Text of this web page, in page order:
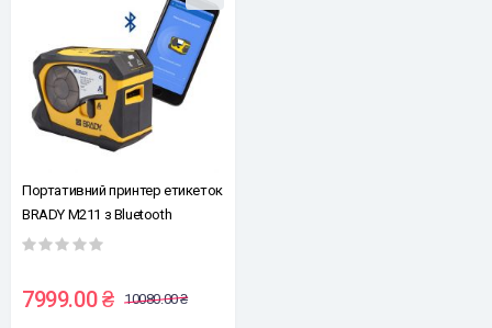
Портативний принтер етикеток
BRADY M211 з Bluetooth
7999.00 ₴ 10080.00 ₴